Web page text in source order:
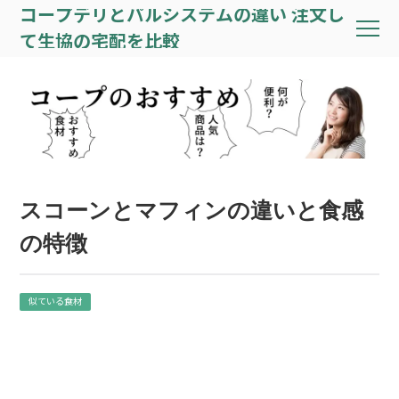
コープデリとパルシステムの違い 注文し
て生協の宅配を比較
スコーンとマフィンの違いと食感
の特徴
似ている食材